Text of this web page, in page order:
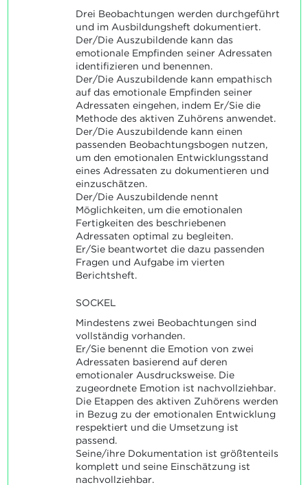
Drei Beobachtungen werden durchgeführt
und im Ausbildungsheft dokumentiert.
Der/Die Auszubildende kann das
emotionale Empfinden seiner Adressaten
identifizieren und benennen.
Der/Die Auszubildende kann empathisch
auf das emotionale Empfinden seiner
Adressaten eingehen, indem Er/Sie die
Methode des aktiven Zuhörens anwendet.
Der/Die Auszubildende kann einen
passenden Beobachtungsbogen nutzen,
um den emotionalen Entwicklungsstand
eines Adressaten zu dokumentieren und
einzuschätzen.
Der/Die Auszubildende nennt
Möglichkeiten, um die emotionalen
Fertigkeiten des beschriebenen
Adressaten optimal zu begleiten.
Er/Sie beantwortet die dazu passenden
Fragen und Aufgabe im vierten
Berichtsheft.
SOCKEL
Mindestens zwei Beobachtungen sind
vollständig vorhanden.
Er/Sie benennt die Emotion von zwei
Adressaten basierend auf deren
emotionaler Ausdrucksweise. Die
zugeordnete Emotion ist nachvollziehbar.
Die Etappen des aktiven Zuhörens werden
in Bezug zu der emotionalen Entwicklung
respektiert und die Umsetzung ist
passend.
Seine/ihre Dokumentation ist größtenteils
komplett und seine Einschätzung ist
nachvollziehbar.